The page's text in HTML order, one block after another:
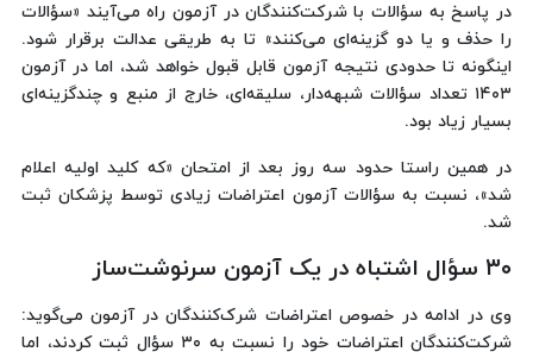
در پاسخ به سؤالات با شرکت‌کنندگان در آزمون راه می‌آیند «سؤالات
را حذف و یا دو گزینه‌ای می‌کنند» تا به طریقی عدالت برقرار شود.
اینگونه تا حدودی نتیجه آزمون قابل قبول خواهد شد، اما در آزمون
۱۴۰۳ تعداد سؤالات شبهه‌دار، سلیقه‌ای، خارج از منبع و چندگزینه‌ای
بسیار زیاد بود.
در همین راستا حدود سه روز بعد از امتحان «که کلید اولیه اعلام
شد»، نسبت به سؤالات آزمون اعتراضات زیادی توسط پزشکان ثبت
شد.
۳۰ سؤال اشتباه در یک آزمون سرنوشت‌ساز
وی در ادامه در خصوص اعتراضات شرک‌کنندگان در آزمون می‌گوید:
شرکت‌کنندگان اعتراضات خود را نسبت به ۳۰ سؤال ثبت کردند، اما